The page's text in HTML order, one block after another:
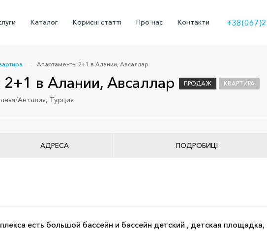
Каталог Корисні статті Про нас Контакти
Апартаменты 2+1 в Алании, Авсаллар
в Алании, Авсаллар ПРОДАЖ КВАРТИРА
Анталия, Турция
АДРЕСА ПОДРОБИЦІ
есть большой бассейн и бассейн детский , детская